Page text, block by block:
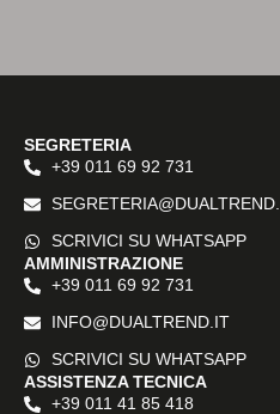
SEGRETERIA
+39 011 69 92 731
SCRIVICI SU WHATSAPP
AMMINISTRAZIONE
+39 011 69 92 731
INFO@DUALTREND.IT
SCRIVICI SU WHATSAPP
ASSISTENZA TECNICA
+39 011 41 85 418